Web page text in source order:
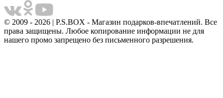
© 2009 - 2026 | P.S.BOX - Магазин подарков-впечатлений. Все
права защищены. Любое копирование информации не для
нашего промо запрещено без письменного разрешения.